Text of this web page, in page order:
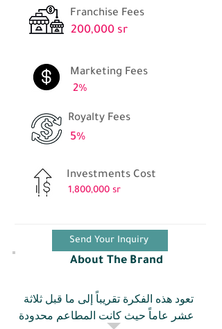
Franchise Fees
200,000 sr
Marketing Fees
2%
Royalty Fees
5%
Investments Cost
1,800,000 sr
Send Your Inquiry
About The Brand
تعود هذه الفكرة تقريباً إلى ما قبل ثلاثة
عشر عاماً حيث كانت المطاعم محدودة ،